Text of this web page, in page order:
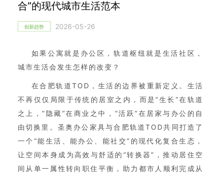
合”的现代城市生活范本
创新趋势 2026-05-26
如果公寓就是办公区，轨道枢纽就是生活社区，
城市生活会发生怎样的改变？
在合肥轨道TOD，生活的边界被重新定义。生活
不再仅仅局限于传统的居室之内，而是“生长”在轨道
之上，“隐藏”在商业之中，“活跃”在居家与办公的自
由切换里。圣奥办公家具与合肥轨道TOD共同打造了
一个“能生活、能办公、能社交”的现代化复合生态，
让空间本身成为高效与舒适的“转换器”，推动居住空
间从单一属性转向职住平衡，助力都市人顺利完成从